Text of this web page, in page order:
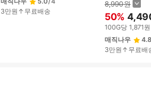
3만원↑무료배송
8,990원
50%
100G당 1,871원
매직나우
4.8
3만원↑무료배